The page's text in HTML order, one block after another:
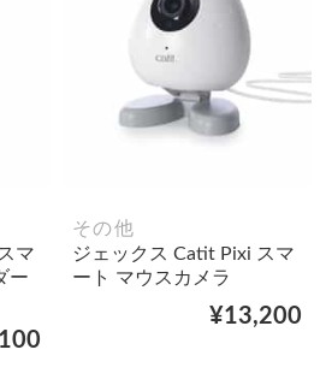
マ
ー
その他
ジェックス Catit Pixi スマ
ート マウスカメラ
¥13,200